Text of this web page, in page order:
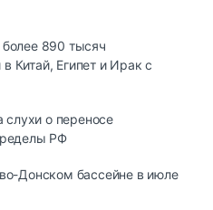
890 тысяч
Китай, Египет и Ирак с
слухи о переносе
РФ
Донском бассейне в июле